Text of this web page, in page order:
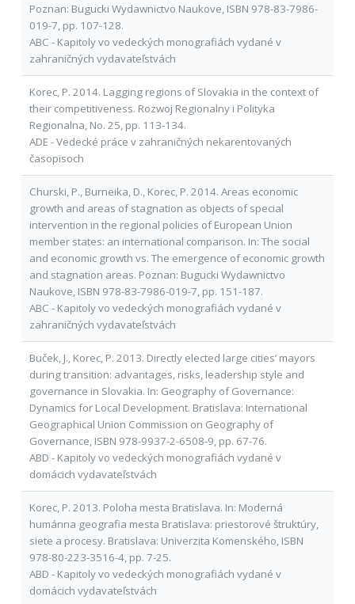
Poznan: Bugucki Wydawnictvo Naukove, ISBN 978-83-7986-
019-7, pp. 107-128.
ABC - Kapitoly vo vedeckých monografiách vydané v
zahraničných vydavateľstvách
Korec, P. 2014. Lagging regions of Slovakia in the context of
their competitiveness. Rozwoj Regionalny i Polityka
Regionalna, No. 25, pp. 113-134.
ADE - Vedecké práce v zahraničných nekarentovaných
časopisoch
Churski, P., Burneika, D., Korec, P. 2014. Areas economic
growth and areas of stagnation as objects of special
intervention in the regional policies of European Union
member states: an international comparison. In: The social
and economic growth vs. The emergence of economic growth
and stagnation areas. Poznan: Bugucki Wydawnictvo
Naukove, ISBN 978-83-7986-019-7, pp. 151-187.
ABC - Kapitoly vo vedeckých monografiách vydané v
zahraničných vydavateľstvách
Buček, J., Korec, P. 2013. Directly elected large cities’ mayors
during transition: advantages, risks, leadership style and
governance in Slovakia. In: Geography of Governance:
Dynamics for Local Development. Bratislava: International
Geographical Union Commission on Geography of
Governance, ISBN 978-9937-2-6508-9, pp. 67-76.
ABD - Kapitoly vo vedeckých monografiách vydané v
domácich vydavateľstvách
Korec, P. 2013. Poloha mesta Bratislava. In: Moderná
humánna geografia mesta Bratislava: priestorové štruktúry,
siete a procesy. Bratislava: Univerzita Komenského, ISBN
978-80-223-3516-4, pp. 7-25.
ABD - Kapitoly vo vedeckých monografiách vydané v
domácich vydavateľstvách